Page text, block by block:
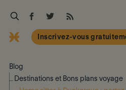
Inscrivez-vous
Blog
Destinations et Bons plans voyage